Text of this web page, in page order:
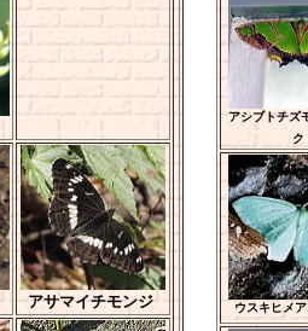
アサマイチモンジ
アシブトチズ
ク
ウスキヒメ